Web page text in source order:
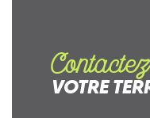
Contactez
VOTRE